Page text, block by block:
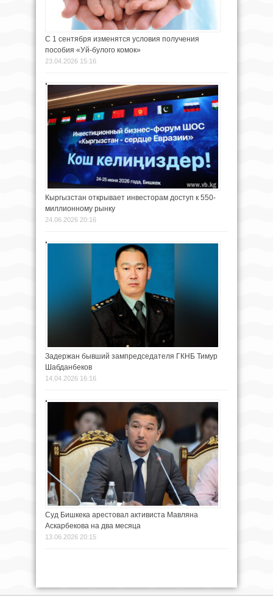
С 1 сентября изменятся условия получения
пособия «Уй-булого комок»
23.04.2026 15:16
Кыргызстан открывает инвесторам доступ к 550-
миллионному рынку
24.06.2026 20:16
Задержан бывший зампредседателя ГКНБ Тимур
Шабданбеков
14.04.2026 16:16
Суд Бишкека арестовал активиста Мавляна
Аскарбекова на два месяца
13.06.2026 20:15